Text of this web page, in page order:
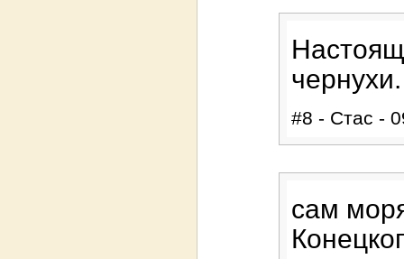
чернухи.
#8 - Стас -
сам